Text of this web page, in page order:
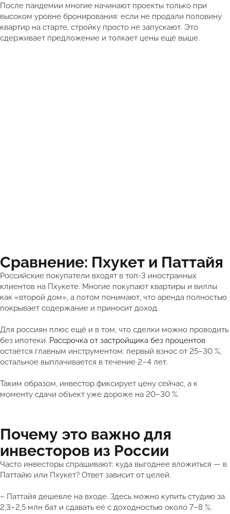
После пандемии многие начинают проекты только при
высоком уровне бронирования: если не продали половину
квартир на старте, стройку просто не запускают. Это
сдерживает предложение и толкает цены ещё выше.
Сравнение: Пхукет и Паттайя
Российские покупатели входят в топ-3 иностранных
клиентов на Пхукете. Многие покупают квартиры и виллы
как «второй дом», а потом понимают, что аренда полностью
покрывает содержание и приносит доход.
Для россиян плюс ещё и в том, что сделки можно проводить
без ипотеки. Рассрочка от застройщика без процентов
остаётся главным инструментом: первый взнос от 25–30 %,
остальное выплачивается в течение 2–4 лет.
Таким образом, инвестор фиксирует цену сейчас, а к
моменту сдачи объект уже дороже на 20–30 %.
Почему это важно для
инвесторов из России
Часто инвесторы спрашивают: куда выгоднее вложиться — в
Паттайю или Пхукет? Ответ зависит от целей.
– Паттайя дешевле на входе. Здесь можно купить студию за
2,3–2,5 млн бат и сдавать её с доходностью около 7–8 %.